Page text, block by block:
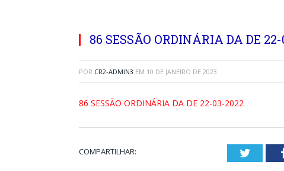
86 SESSÃO ORDINÁRIA DA DE
POR CR2-ADMIN3 EM 10 DE JANEIRO DE 2023
86 SESSÃO ORDINÁRIA DA DE 22-03-2022
COMPARTILHAR: